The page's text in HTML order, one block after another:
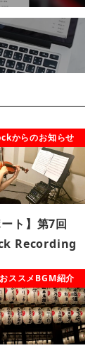
からのお知らせ
ート】第7回
Recording
おススメBGM紹介